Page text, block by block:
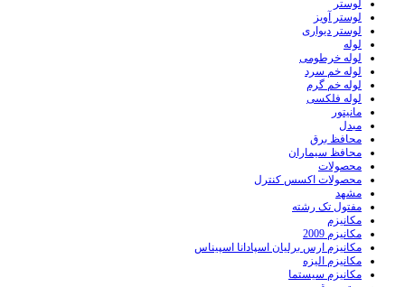
لوستر
لوستر آویز
لوستر دیواری
لوله
لوله خرطومی
لوله خم سرد
لوله خم گرم
لوله فلکسی
مانیتور
مبدل
محافظ برق
محافظ سیماران
محصولات
محصولات اکسس کنترل
مشهد
مفتول تک رشته
مکانیزم
مکانیزم 2009
مکانیزم ارس برلیان اسپادانا اسپیناس
مکانیزم الیزه
مکانیزم سیستما